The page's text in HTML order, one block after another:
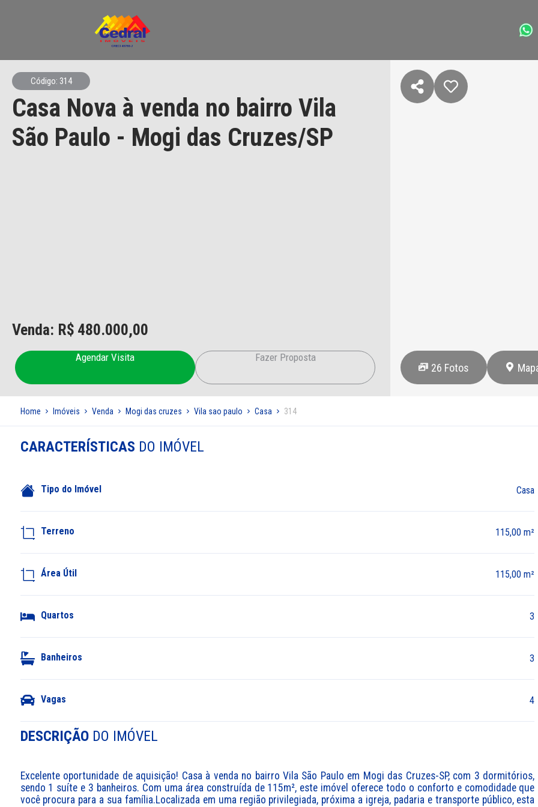
Código: 314
Casa Nova à venda no bairro Vila
São Paulo - Mogi das Cruzes/SP
Venda: R$ 480.000,00
Agendar Visita Fazer Proposta
26 Fotos
Home Imóveis Venda Mogi das cruzes Vila sao paulo Casa 314
CARACTERÍSTICAS DO IMÓVEL
Tipo do Imóvel Casa
Terreno 115,00 m²
Área Útil 115,00 m²
Quartos 3
Banheiros 3
Vagas 4
DESCRIÇÃO DO IMÓVEL
Excelente oportunidade de aquisição! Casa à venda no bairro Vila São Paulo em Mogi das Cruzes-SP, com 3 dormitórios,
sendo 1 suíte e 3 banheiros. Com uma área construída de 115m², este imóvel oferece todo o conforto e comodidade que
você procura para a sua família.Localizada em uma região privilegiada, próxima a igreja, padaria e transporte público, esta